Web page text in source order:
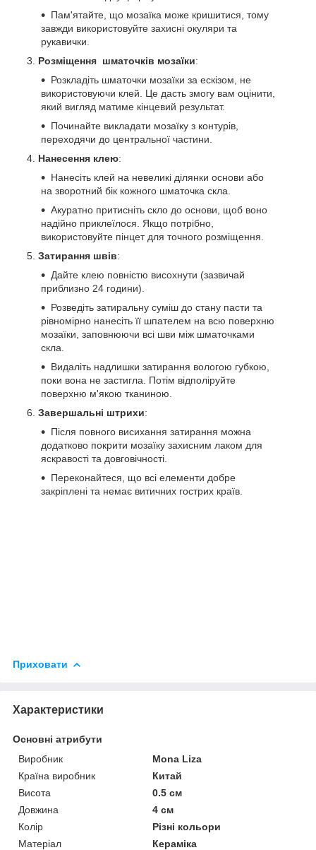
Пам'ятайте, що мозаїка може кришитися, тому
завжди використовуйте захисні окуляри та
рукавички.
Розміщення шматочків мозаїки:
Розкладіть шматочки мозаїки за ескізом, не
використовуючи клей. Це дасть змогу вам оцінити,
який вигляд матиме кінцевий результат.
Починайте викладати мозаїку з контурів,
переходячи до центральної частини.
Нанесення клею:
Нанесіть клей на невеликі ділянки основи або
на зворотний бік кожного шматочка скла.
Акуратно притисніть скло до основи, щоб воно
надійно приклеїлося. Якщо потрібно,
використовуйте пінцет для точного розміщення.
Затирання швів:
Дайте клею повністю висохнути (зазвичай
приблизно 24 години).
Розведіть затиральну суміш до стану пасти та
рівномірно нанесіть її шпателем на всю поверхню
мозаїки, заповнюючи всі шви між шматочками
скла.
Видаліть надлишки затирання вологою губкою,
поки вона не застигла. Потім відполіруйте
поверхню м'якою тканиною.
Завершальні штрихи:
Після повного висихання затирання можна
додатково покрити мозаїку захисним лаком для
яскравості та довговічності.
Переконайтеся, що всі елементи добре
закріплені та немає витичних гострих країв.
Приховати
Характеристики
Основні атрибути
Виробник
Mona Liza
Країна виробник
Китай
Висота
0.5 см
Довжина
4 см
Колір
Різні кольори
Матеріал
Кераміка